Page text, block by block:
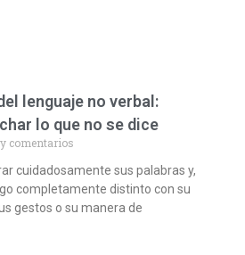
lenguaje no verbal:
lo que no se dice
comentarios
cuidadosamente sus palabras y,
completamente distinto con su
gestos o su manera de